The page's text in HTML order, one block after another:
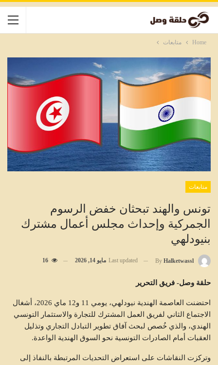
Home متابعات
متابعات
تونس والهند تبحثان خفض الرسوم
الجمركية وإحداث مجلس أعمال مشترك
بنيودلهي
By Halketwassl
Last updated مايو 14, 2026 16
حلقة وصل- فريق التحرير
احتضنت العاصمة الهندية نيودلهي، يومي 11 و12 ماي 2026، أشغال
الاجتماع الثاني لفريق العمل المشترك للتجارة والاستثمار التونسي
الهندي، والذي خُصص لبحث آفاق تطوير التبادل التجاري وتذليل
العقبات أمام الصادرات التونسية نحو السوق الهندية الواعدة.
وتركزت النقاشات على استعراض التحديات المرتبطة بالنفاذ إلى